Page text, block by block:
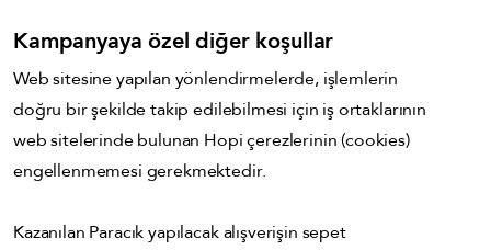
Kampanyaya özel diğer koşullar
Web sitesine yapılan yönlendirmelerde, işlemlerin
doğru bir şekilde takip edilebilmesi için iş ortaklarının
web sitelerinde bulunan Hopi çerezlerinin (cookies)
engellenmemesi gerekmektedir.
Kazanılan Paracık yapılacak alışverişin sepet